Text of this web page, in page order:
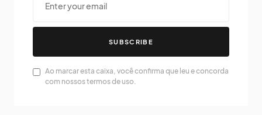
SUBSCRIBE
Ao marcar esta caixa, você confirma que leu e concorda
com nossos termos de uso.